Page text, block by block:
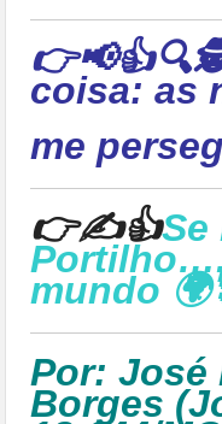
coisa: as
me
👉✍👍Se
mundo
Por: José
Borges